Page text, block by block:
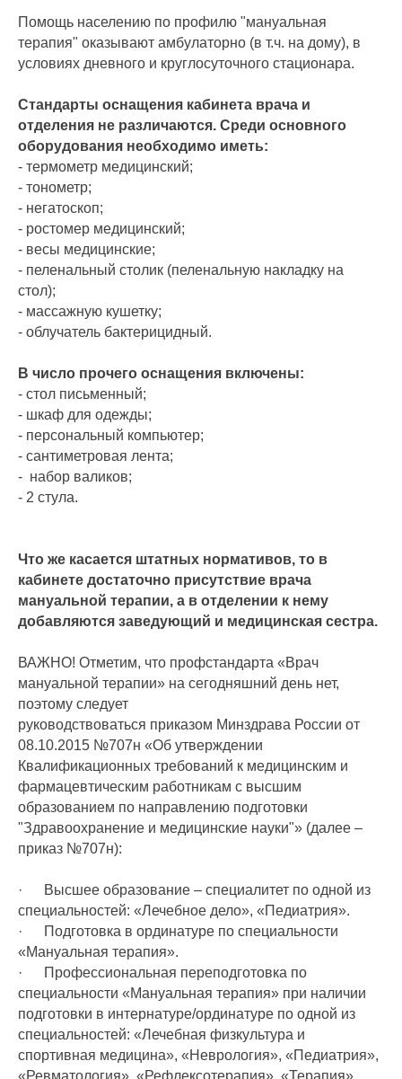
Помощь населению по профилю "мануальная
терапия" оказывают амбулаторно (в т.ч. на дому), в
условиях дневного и круглосуточного стационара.
Стандарты оснащения кабинета врача и
отделения не различаются. Среди основного
оборудования необходимо иметь:
- термометр медицинский;
- тонометр;
- негатоскоп;
- ростомер медицинский;
- весы медицинские;
- пеленальный столик (пеленальную накладку на
стол);
- массажную кушетку;
- облучатель бактерицидный.
В число прочего оснащения включены:
- стол письменный;
- шкаф для одежды;
- персональный компьютер;
- сантиметровая лента;
- набор валиков;
- 2 стула.
Что же касается штатных нормативов, то в
кабинете достаточно присутствие врача
мануальной терапии, а в отделении к нему
добавляются заведующий и медицинская сестра.
ВАЖНО! Отметим, что профстандарта «Врач
мануальной терапии» на сегодняшний день нет,
поэтому следует
руководствоваться приказом Минздрава России от
08.10.2015 №707н «Об утверждении
Квалификационных требований к медицинским и
фармацевтическим работникам с высшим
образованием по направлению подготовки
"Здравоохранение и медицинские науки"» (далее –
приказ №707н):
· Высшее образование – специалитет по одной из
специальностей: «Лечебное дело», «Педиатрия».
· Подготовка в ординатуре по специальности
«Мануальная терапия».
· Профессиональная переподготовка по
специальности «Мануальная терапия» при наличии
подготовки в интернатуре/ординатуре по одной из
специальностей: «Лечебная физкультура и
спортивная медицина», «Неврология», «Педиатрия»,
«Ревматология», «Рефлексотерапия», «Терапия»,